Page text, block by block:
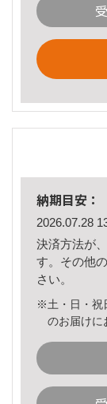
納期目安：
2026.07.28
決済方法が
す。その他
さい。
※土・日・祝
のお届けに